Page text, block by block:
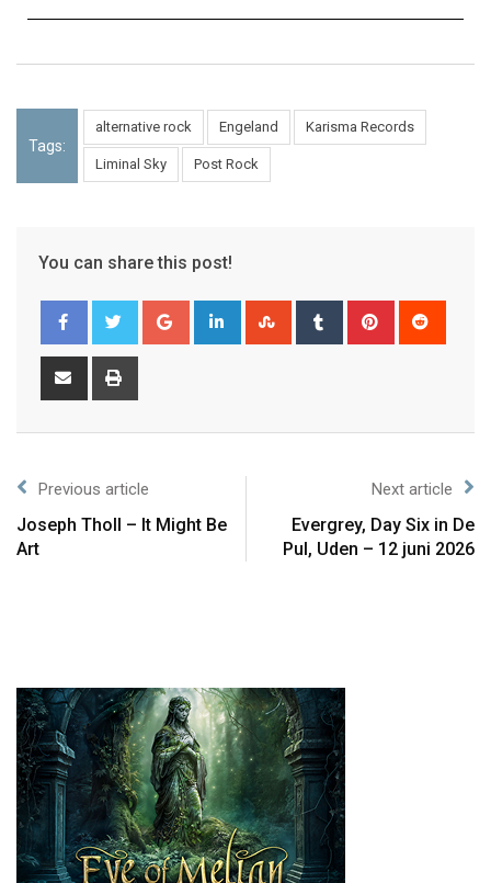
Tags:
alternative rock Engeland Karisma Records
Liminal Sky Post Rock
You can share this post!
Previous article
Joseph Tholl – It Might Be
Art
Next article
Evergrey, Day Six in De
Pul, Uden – 12 juni 2026